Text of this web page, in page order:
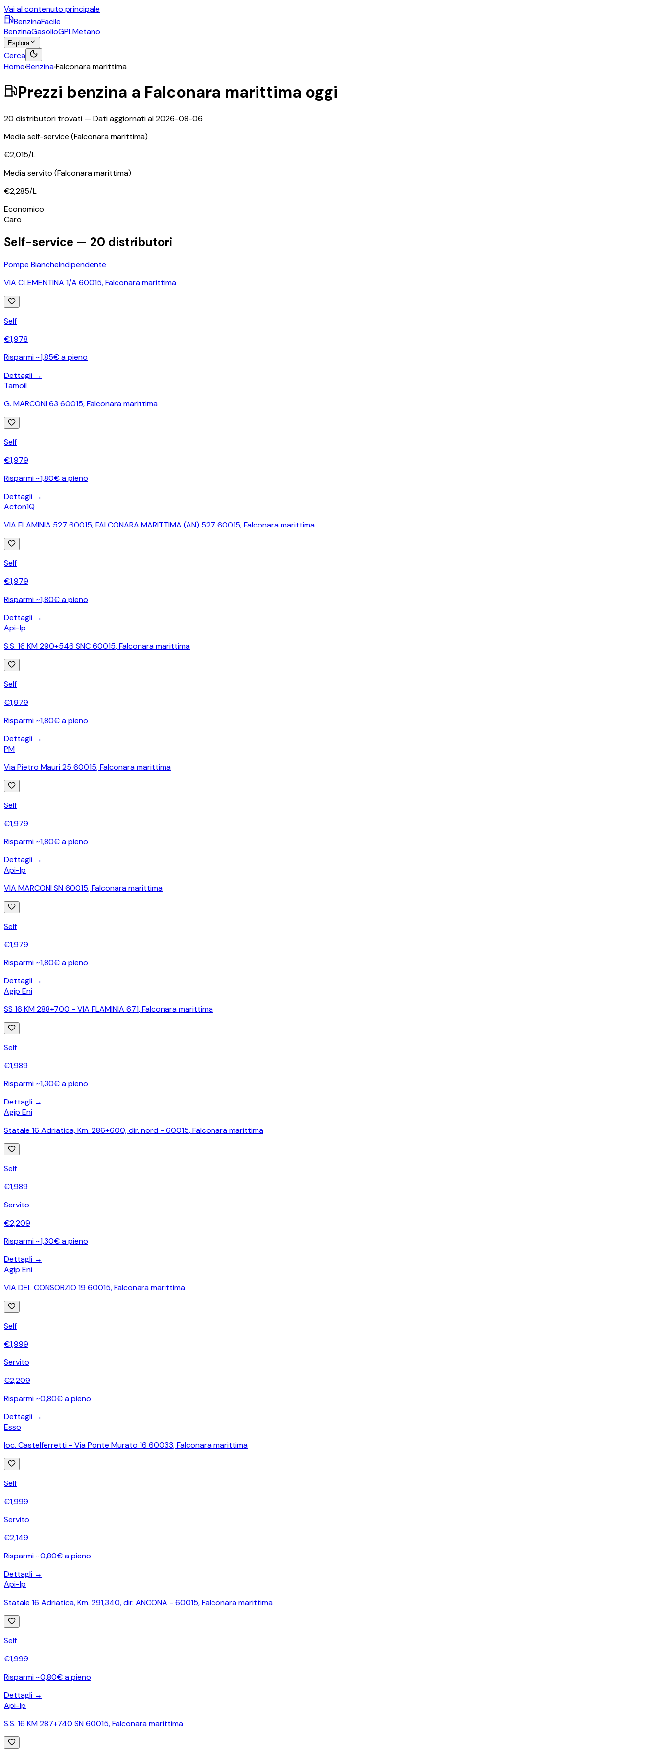
Vai al contenuto principale
BenzinaFacile
BenzinaGasolioGPLMetano
Esplora
Cerca
Home›Benzina›Falconara marittima
Prezzi benzina a Falconara marittima oggi
20 distributori trovati — Dati aggiornati al2026-08-06
Media self-service (Falconara marittima)
€2,015/L
Media servito (Falconara marittima)
€2,285/L
Economico
Caro
Self-service — 20 distributori
Pompe BiancheIndipendente
VIA CLEMENTINA 1/A 60015,Falconara marittima
Self
€1,978
Risparmi ~1,85€ a pieno
Dettagli →
Tamoil
G. MARCONI 63 60015,Falconara marittima
Self
€1,979
Risparmi ~1,80€ a pieno
Dettagli →
Acton1Q
VIA FLAMINIA 527 60015, FALCONARA MARITTIMA (AN) 527 60015,Falconara marittima
Self
€1,979
Risparmi ~1,80€ a pieno
Dettagli →
Api-Ip
S.S. 16 KM 290+546 SNC 60015,Falconara marittima
Self
€1,979
Risparmi ~1,80€ a pieno
Dettagli →
PM
Via Pietro Mauri 25 60015,Falconara marittima
Self
€1,979
Risparmi ~1,80€ a pieno
Dettagli →
Api-Ip
VIA MARCONI SN 60015,Falconara marittima
Self
€1,979
Risparmi ~1,80€ a pieno
Dettagli →
Agip Eni
SS 16 KM 288+700 - VIA FLAMINIA 671,Falconara marittima
Self
€1,989
Risparmi ~1,30€ a pieno
Dettagli →
Agip Eni
Statale 16 Adriatica, Km. 286+600, dir. nord - 60015,Falconara marittima
Self
€1,989
Servito
€2,209
Risparmi ~1,30€ a pieno
Dettagli →
Agip Eni
VIA DEL CONSORZIO 19 60015,Falconara marittima
Self
€1,999
Servito
€2,209
Risparmi ~0,80€ a pieno
Dettagli →
Esso
loc. Castelferretti - Via Ponte Murato 16 60033,Falconara marittima
Self
€1,999
Servito
€2,149
Risparmi ~0,80€ a pieno
Dettagli →
Api-Ip
Statale 16 Adriatica, Km. 291,340, dir. ANCONA - 60015,Falconara marittima
Self
€1,999
Risparmi ~0,80€ a pieno
Dettagli →
Api-Ip
S.S. 16 KM 287+740 SN 60015,Falconara marittima